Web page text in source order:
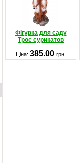
Фігурка для саду
Троє сурикатов
Ціна: 385.00 грн.